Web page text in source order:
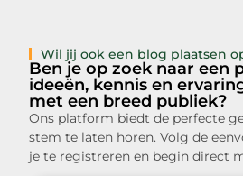
Wil jij ook een blog plaatsen
Ben je op zoek naar een
ideeën, kennis en
met een breed publiek?
Ons platform biedt de perfecte
stem te laten horen. Volg de
je te registreren en begin direct